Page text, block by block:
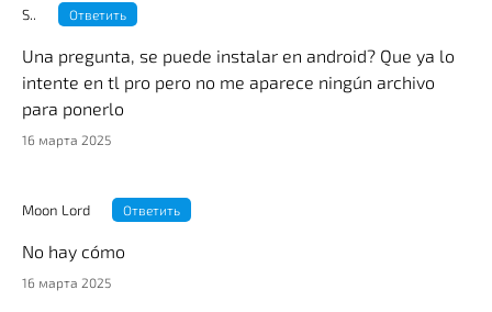
S.. Ответить
Una pregunta, se puede instalar en android? Que ya lo
intente en tl pro pero no me aparece ningún archivo
para ponerlo
16 марта 2025
Moon Lord Ответить
No hay cómo
16 марта 2025